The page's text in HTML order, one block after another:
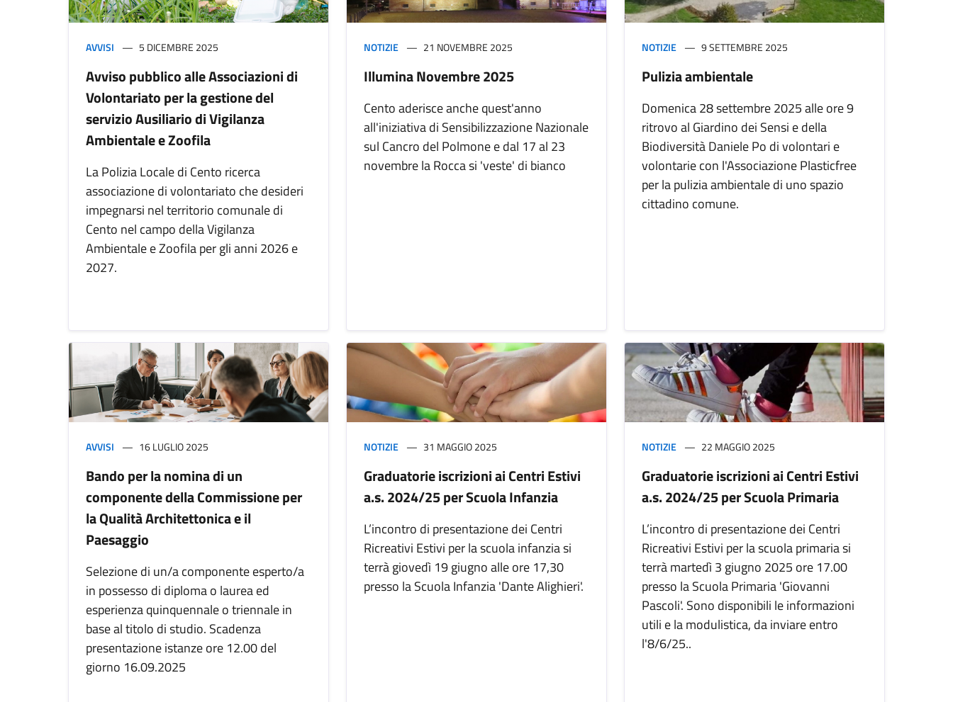
AVVISI 5 DICEMBRE 2025
Avviso pubblico alle Associazioni di
Volontariato per la gestione del
servizio Ausiliario di Vigilanza
Ambientale e Zoofila
La Polizia Locale di Cento ricerca
associazione di volontariato che desideri
impegnarsi nel territorio comunale di
Cento nel campo della Vigilanza
Ambientale e Zoofila per gli anni 2026 e
2027.
NOTIZIE 21 NOVEMBRE 2025
Illumina Novembre 2025
Cento aderisce anche quest'anno
all'iniziativa di Sensibilizzazione Nazionale
sul Cancro del Polmone e dal 17 al 23
novembre la Rocca si 'veste' di bianco
NOTIZIE 9 SETTEMBRE 2025
Pulizia ambientale
Domenica 28 settembre 2025 alle ore 9
ritrovo al Giardino dei Sensi e della
Biodiversità Daniele Po di volontari e
volontarie con l'Associazione Plasticfree
per la pulizia ambientale di uno spazio
cittadino comune.
AVVISI 16 LUGLIO 2025
Bando per la nomina di un
componente della Commissione per
la Qualità Architettonica e il
Paesaggio
Selezione di un/a componente esperto/a
in possesso di diploma o laurea ed
esperienza quinquennale o triennale in
base al titolo di studio. Scadenza
presentazione istanze ore 12.00 del
giorno 16.09.2025
NOTIZIE 31 MAGGIO 2025
Graduatorie iscrizioni ai Centri Estivi
a.s. 2024/25 per Scuola Infanzia
L’incontro di presentazione dei Centri
Ricreativi Estivi per la scuola infanzia si
terrà giovedì 19 giugno alle ore 17,30
presso la Scuola Infanzia 'Dante Alighieri'.
NOTIZIE 22 MAGGIO 2025
Graduatorie iscrizioni ai Centri Estivi
a.s. 2024/25 per Scuola Primaria
L’incontro di presentazione dei Centri
Ricreativi Estivi per la scuola primaria si
terrà martedì 3 giugno 2025 ore 17.00
presso la Scuola Primaria 'Giovanni
Pascoli'. Sono disponibili le informazioni
utili e la modulistica, da inviare entro
l'8/6/25..